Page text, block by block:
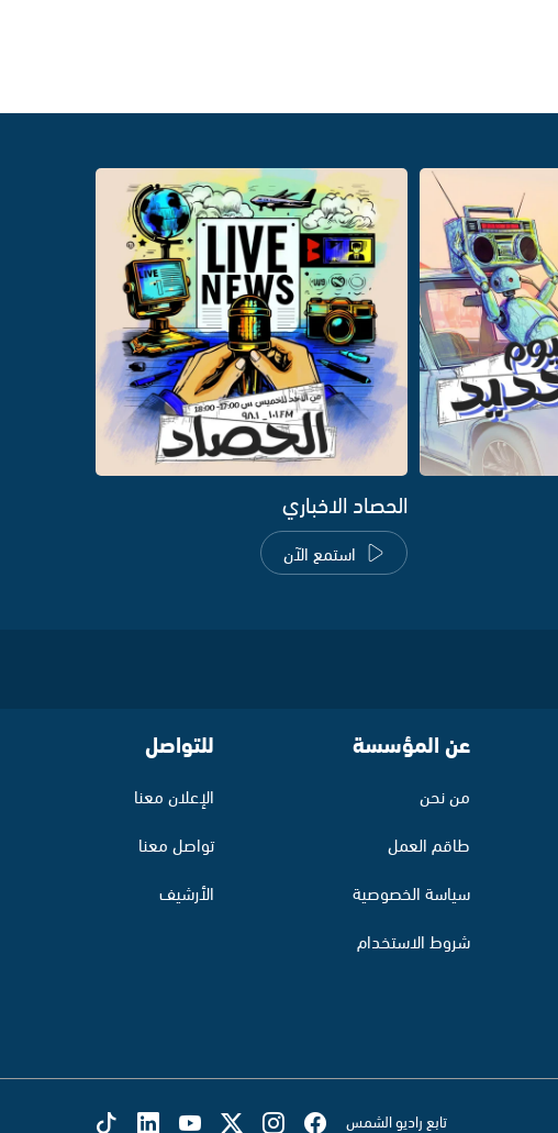
الحصاد الاخباري
استمع الآن
عن المؤسسة
من نحن
طاقم العمل
سياسة الخصوصية
شروط الاستخدام
للتواصل
الإعلان معنا
تواصل معنا
الأرشيف
تابع راديو الشمس